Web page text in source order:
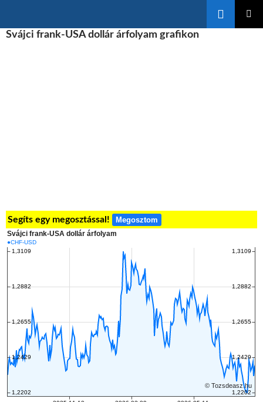
A
Svájci frank-USA dollár árfolyam grafikon
Segíts egy megosztással! Megosztom